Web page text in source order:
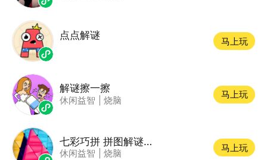
点点解谜
马上玩
解谜擦一擦
休闲益智 烧脑
马上玩
七彩巧拼 拼图解谜益智游戏
休闲益智 烧脑
马上玩